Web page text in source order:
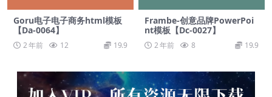
Goru电子电子商务html模板
【Da-0064】
2 年前 12 19.9
Frambe-创意品牌PowerPoi
nt模板【Dc-0027】
2 年前 8 19.9